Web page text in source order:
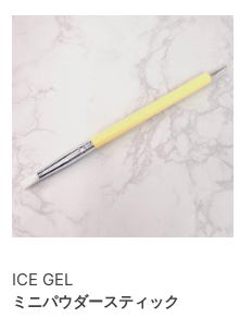
ICE GEL
ミニパウダースティック